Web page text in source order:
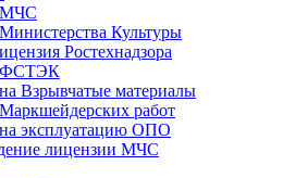
МЧС
Культуры
Ростехнадзора
ФСТЭК
Взрывчатые материалы
работ
эксплуатацию ОПО
лицензии МЧС